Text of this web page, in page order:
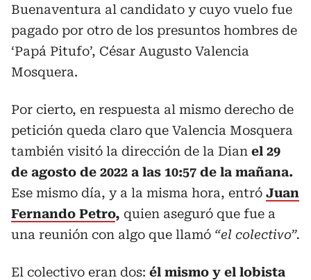
Buenaventura al candidato y cuyo vuelo fue
pagado por otro de los presuntos hombres de
‘Papá Pitufo’, César Augusto Valencia
Mosquera.
Por cierto, en respuesta al mismo derecho de
petición queda claro que Valencia Mosquera
también visitó la dirección de la Dian el 29
de agosto de 2022 a las 10:57 de la mañana.
Ese mismo día, y a la misma hora, entró Juan
Fernando Petro, quien aseguró que fue a
una reunión con algo que llamó “el colectivo”.
El colectivo eran dos: él mismo y el lobista